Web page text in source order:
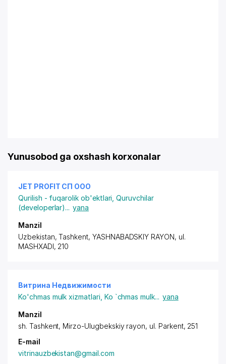
Yunusobod ga oxshash korxonalar
JET PROFIT СП ООО
Qurilish - fuqarolik ob'ektlari ,Quruvchilar
(developerlar)... yana
Manzil
Uzbekistan, Tashkent, YASHNABADSKIY RAYON, ul.
MASHXADI, 210
Витрина Недвижимости
Ko'chmas mulk xizmatlari Ko `chmas mulk... yana
Manzil
sh. Tashkent, Mirzo-Ulugbekskiy rayon, ul. Parkent, 251
E-mail
vitrinauzbekistan@gmail.com